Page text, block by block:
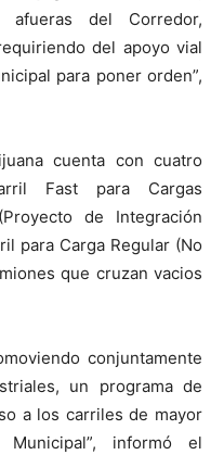
del Corredor,
del apoyo vial
para poner orden”,
cuenta con cuatro
Fast para Cargas
de Integración
para Carga Regular (No
que cruzan vacios
conjuntamente
un programa de
a los carriles de mayor
informó el